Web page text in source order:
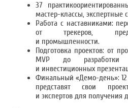
37
мастер-классы, экспертные
Работа с наставниками:
от трекеров,
и промышленности.
Подготовка проектов: от
MVP до разработки
и инвестиционных
Финальный «Демо-день»:
представят свои
и экспертов для